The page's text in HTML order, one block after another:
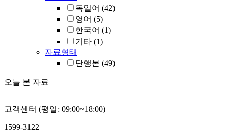
독일어 (42)
영어 (5)
한국어 (1)
기타 (1)
자료형태
단행본 (49)
오늘 본 자료
고객센터 (평일: 09:00~18:00)
1599-3122